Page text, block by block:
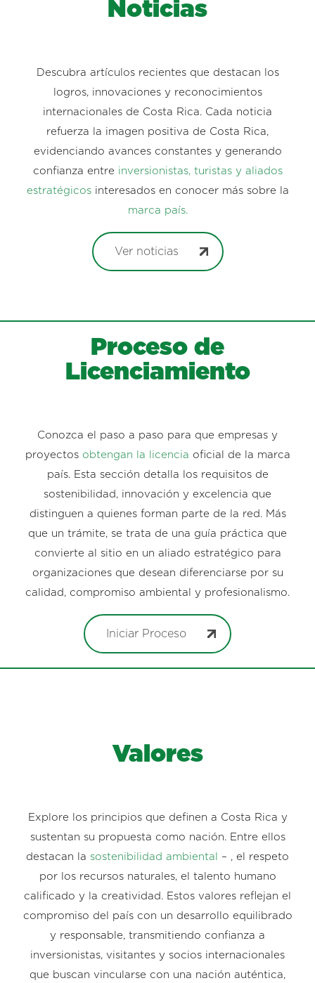
Noticias
Descubra artículos recientes que destacan los
logros, innovaciones y reconocimientos
internacionales de Costa Rica. Cada noticia
refuerza la imagen positiva de Costa Rica,
evidenciando avances constantes y generando
confianza entre inversionistas, turistas y aliados
estratégicos interesados en conocer más sobre la
marca país.
Ver noticias
Proceso de
Licenciamiento
Conozca el paso a paso para que empresas y
proyectos obtengan la licencia oficial de la marca
país. Esta sección detalla los requisitos de
sostenibilidad, innovación y excelencia que
distinguen a quienes forman parte de la red. Más
que un trámite, se trata de una guía práctica que
convierte al sitio en un aliado estratégico para
organizaciones que desean diferenciarse por su
calidad, compromiso ambiental y profesionalismo.
Iniciar Proceso
Valores
Explore los principios que definen a Costa Rica y
sustentan su propuesta como nación. Entre ellos
destacan la sostenibilidad ambiental
– , el respeto
por los recursos naturales, el talento humano
calificado y la creatividad. Estos valores reflejan el
compromiso del país con un desarrollo equilibrado
y responsable, transmitiendo confianza a
inversionistas, visitantes y socios internacionales
que buscan vincularse con una nación auténtica,